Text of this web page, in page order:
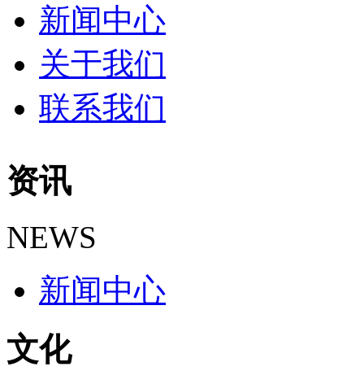
新闻中心
关于我们
联系我们
资讯
NEWS
新闻中心
文化